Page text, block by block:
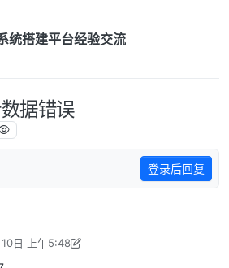
统搭建平台经验交流
据错误
登录后回复
日 上午5:48
辑2025年5月10日 下午5:19